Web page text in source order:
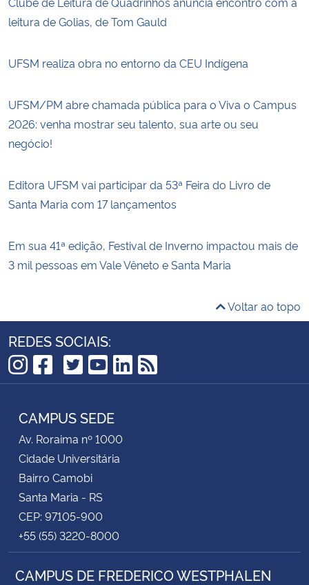
leitura de Golias, de Tom Gauld
UFSM realiza obra no entorno da CEU Indígena
UFSM/PM abre chamada pública para o Viva o Campus
2026: venha mostrar seu talento, sua arte ou seu
negócio!
Editora UFSM vai participar da 53ª Feira do Livro de
Santa Maria com 17 lançamentos
Em sua 41ª edição, Festival de Inverno impactou mais de
3 mil pessoas em Vale Vêneto e Santa Maria
Voltar ao topo
REDES SOCIAIS:
Instagram
Facebook
TikTok
Twitter
YouTube
LinkedIn
RSS
CAMPUS SEDE
Av. Roraima nº 1000
Cidade Universitária
Bairro Camobi
Santa Maria - RS
CEP: 97105-900
+55 (55) 3220-8000
CAMPUS DE FREDERICO WESTPHALEN